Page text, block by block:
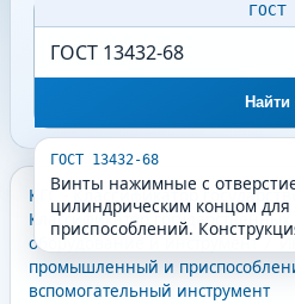
ГОСТ
Найти
ГОСТ 13432-68
Винты нажимные с
цилиндрическим концом для
приспособлений.
КГС - Классификатор
Классификатор государственных
оборудование и инструмент
промышленный и
вспомогательный инструмент